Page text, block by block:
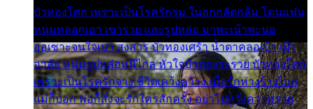
บัวทองโศก เพราะเป็นโรครักรุม ในอกกลัดกลุ้ม โดนแฟน
หนุ่มหลอกเอา เขารวย และรูปหล่อ มาพะเน้าพะนอ
ออเซาะจนใจเบา สงสาร บัวทองเศร้า น้ำตาคลอเบ้า เฝ้า
อาลัย หนุ่มรูปหล่อหนีไกล หัวใจบัวทองระรวย บัวทองโศก
เพราะเป็นโรครักจาง ชีวิตเคว้งคว้าง เมื่อรักห่างร้างไกล
แม่ก็บอก พ่อก็สั่งจะรักใครสักครั้ง อย่าไปหวังความรวย